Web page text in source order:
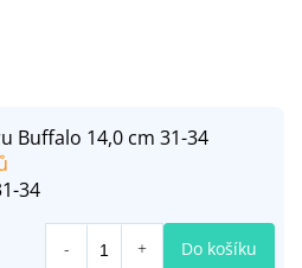
Buffalo 14,0 cm 31-34
34
Do košíku